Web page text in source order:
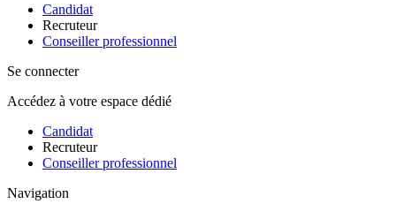
Candidat
Recruteur
Conseiller professionnel
Se connecter
Accédez à votre espace dédié
Candidat
Recruteur
Conseiller professionnel
Navigation